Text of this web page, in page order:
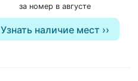
за номер в августе
Узнать наличие мест